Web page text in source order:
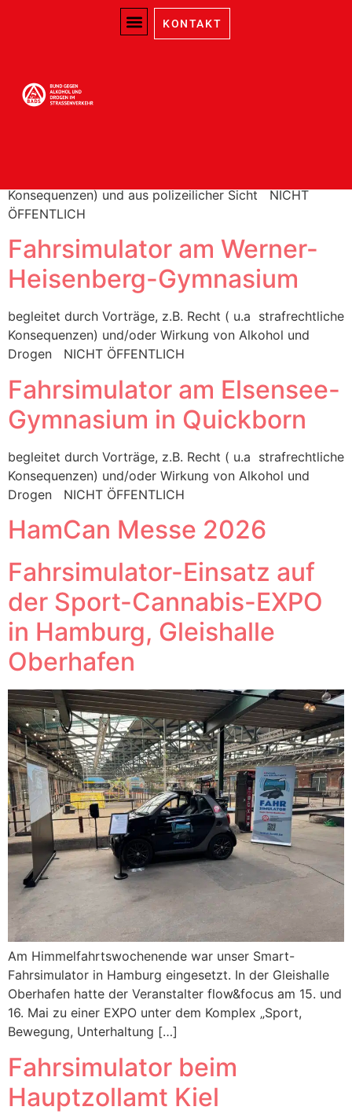
KONTAKT
Schlagwort:
E-Scooter-Simulator an der
Konsequenzen) und aus polizeilicher Sicht NICHT
ÖFFENTLICH
Fahrsimulator am Werner-
Heisenberg-Gymnasium
begleitet durch Vorträge, z.B. Recht ( u.a strafrechtliche
Konsequenzen) und/oder Wirkung von Alkohol und
Drogen NICHT ÖFFENTLICH
Fahrsimulator am Elsensee-
Gymnasium in Quickborn
begleitet durch Vorträge, z.B. Recht ( u.a strafrechtliche
Konsequenzen) und/oder Wirkung von Alkohol und
Drogen NICHT ÖFFENTLICH
HamCan Messe 2026
Fahrsimulator-Einsatz auf
der Sport-Cannabis-EXPO
in Hamburg, Gleishalle
Oberhafen
Am Himmelfahrtswochenende war unser Smart-
Fahrsimulator in Hamburg eingesetzt. In der Gleishalle
Oberhafen hatte der Veranstalter flow&focus am 15. und
16. Mai zu einer EXPO unter dem Komplex „Sport,
Bewegung, Unterhaltung […]
Fahrsimulator beim
Hauptzollamt Kiel